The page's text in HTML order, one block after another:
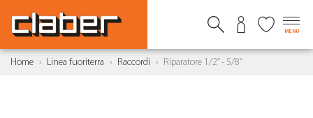
MENU
Home Linea fuoriterra Raccordi Riparatore 1/2” - 5/8”